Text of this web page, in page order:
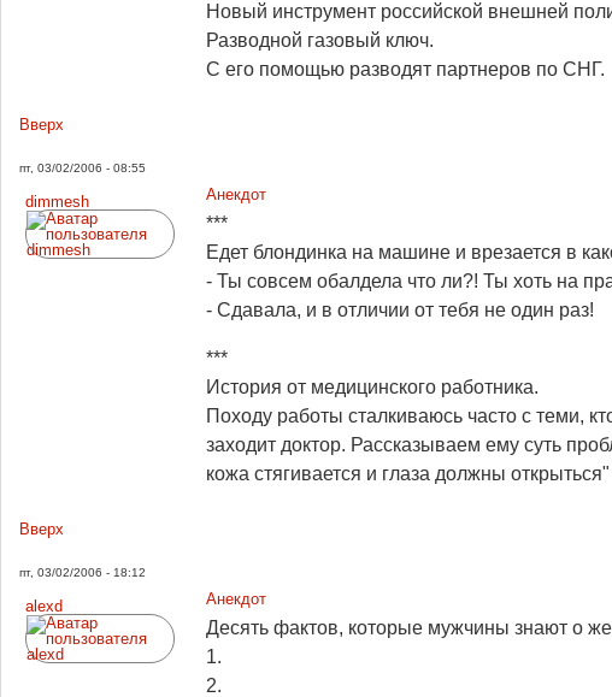
Новый инструмент российской внешней
Разводной газовый ключ.
С его помощью разводят партнеров по СНГ.
Вверх
пт, 03/02/2006 - 08:55
dimmesh
Анекдот
***
Едет блондинка на машине и врезается в
- Ты совсем обалдела что ли?! Ты хоть на
- Сдавала, и в отличии от тебя не один раз!
***
История от медицинского работника.
Походу работы сталкиваюсь часто с теми,
заходит доктор. Рассказываем ему суть
кожа стягивается и глаза должны
Вверх
пт, 03/02/2006 - 18:12
alexd
Анекдот
Десять фактов, которые мужчины знают о
1.
2.